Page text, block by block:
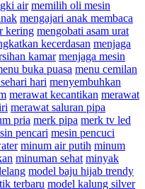
air memilih oli mesin
mengajari anak membaca
kering mengobati asam urat
kecerdasan menjaga
kamar menjaga mesin
buka puasa menu cemilan
hari menyembuhkan
merawat kecantikan merawat
merawat saluran pipa
pria merk pipa merk tv led
pencari mesin pencuci
minum air putih minum
minuman sehat minyak
model baju hijab trendy
terbaru model kalung silver